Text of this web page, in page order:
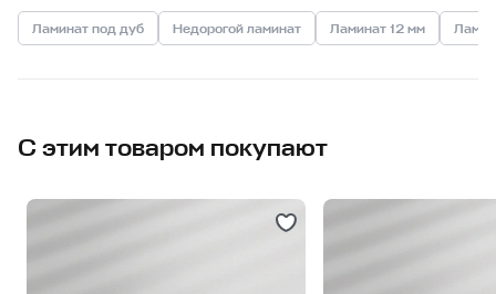
Ламинат под дуб Недорогой ламинат Ламинат 12 мм
С этим товаром покупают